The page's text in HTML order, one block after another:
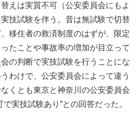
えは実質不可（公安委員会にもよ
技試験を伴う。昔は無試験で切替
移住者の救済制度のはずが、限定
たことや事故率の増加が目立って
の判断で実技試験を行うことにな
わけで、公安委員会によって違う
くとも東京と神奈川の公安委員会
実技試験あり”との回答だった。